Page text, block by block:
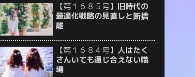
【第１６８５号】 旧時代の
最適化戦略の見直しと断捨
離
【第１６８４号】 人はたく
さんいても通じ合えない職
場